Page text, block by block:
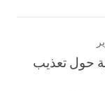
حول تعذيب